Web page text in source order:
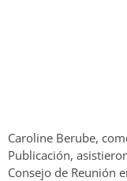
Caroline Berube,
Publicación,
Consejo de Reunión